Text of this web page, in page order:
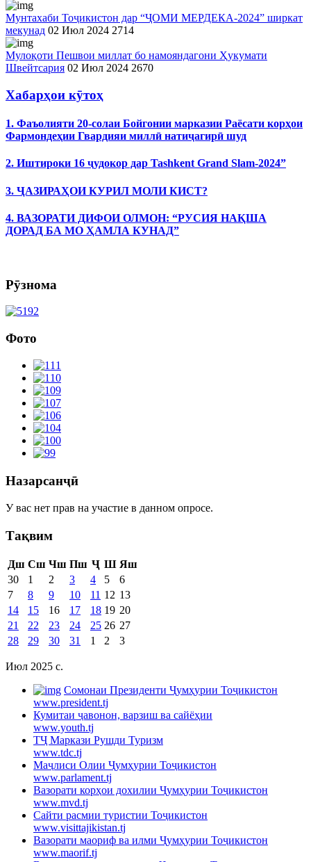
Мунтахаби Тоҷикистон дар “ҶОМИ МЕРДЕКА-2024” ширкат
мекунад 02 Июл 2024 2714
Мулоқоти Пешвои миллат бо намояндагони Ҳукумати
Швейтсария 02 Июл 2024 2670
Хабарҳои кӯтоҳ
1. Фаъолияти 20-солаи Бойгонии марказии Раёсати корҳои
Фармондеҳии Гвардияи миллӣ натиҷагирӣ шуд
2. Иштироки 16 ҷудокор дар Tashkent Grand Slam-2024”
3. ҶАЗИРАҲОИ КУРИЛ МОЛИ КИСТ?
4. ВАЗОРАТИ ДИФОИ ОЛМОН: “РУСИЯ НАҚША
ДОРАД БА МО ҲАМЛА КУНАД”
Рӯзнома
Фото
Назарсанҷӣ
У вас нет прав на участие в данном опросе.
Тақвим
Дш Сш Чш Пш Ҷ Ш Яш
30
1 2 3 4 5
6
7
8 9 10 11 12 13
14
15 16 17 18 19 20
21
22 23 24 25 26 27
28
29 30 31 1 2 3
Июл 2025 c.
Cомонаи Президенти Ҷумҳурии Тоҷикистон
www.president.tj
Кумитаи ҷавонон, варзиш ва сайёҳии
www.youth.tj
ТҶ Маркази Рушди Туризм
www.tdc.tj
Маҷлиси Олии Ҷумҳурии Тоҷикистон
www.parlament.tj
Вазорати корҳои дохилии Ҷумҳурии Тоҷикистон
www.mvd.tj
Сайти расмии туристии Тоҷикистон
www.visittajikistan.tj
Вазорати маориф ва илми Ҷумҳурии Тоҷикистон
www.maorif.tj